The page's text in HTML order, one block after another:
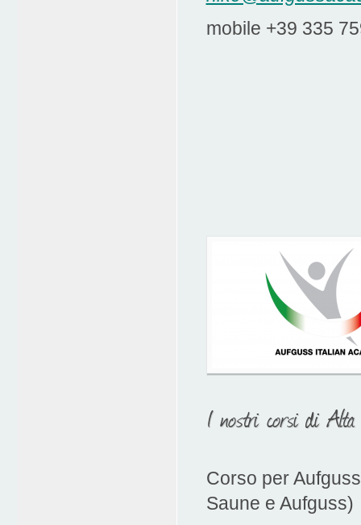
mobile +39 335
I nostri corsi di Alta
Corso per
Saune e Aufguss)